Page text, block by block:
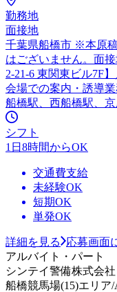
勤務地
面接地
千葉県船橋市 ※本原
はございません。面
2-21-6 東関東ビル7F
会場での案内・誘導業
船橋駅、西船橋駅、
シフト
1日8時間からOK
交通費支給
未経験OK
短期OK
単発OK
詳細を見る
応募画面
アルバイト・パート
シンテイ警備株式会
船橋競馬場(15)エリア/